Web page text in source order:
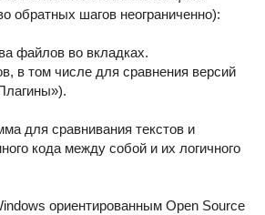
обратных шагов неограниченно):
файлов во вкладках.
в том числе для сравнения версий
для сравнивания текстов и
кода между собой и их логичного
ориентированным Open Source